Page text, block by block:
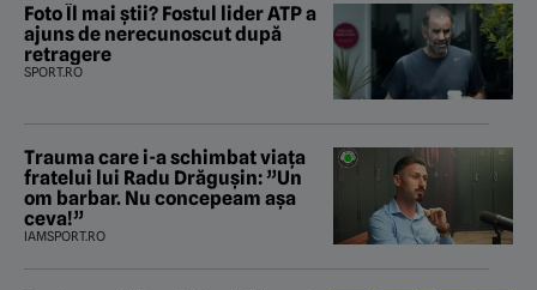
Foto Îl mai știi? Fostul lider ATP a
ajuns de nerecunoscut după
retragere
SPORT.RO
Trauma care i-a schimbat viața
fratelui lui Radu Drăgușin: ”Un
om barbar. Nu concepeam așa
ceva!”
IAMSPORT.RO